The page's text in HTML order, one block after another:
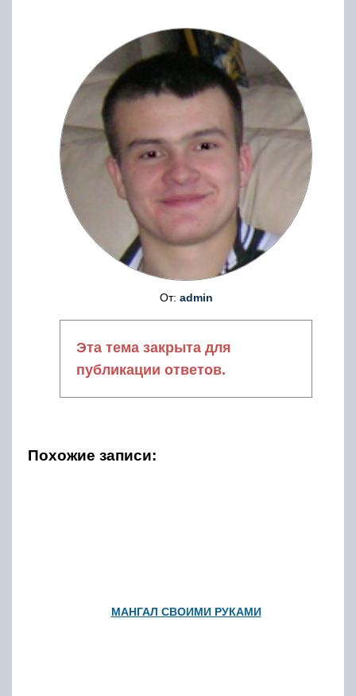
От: admin
Эта тема закрыта для
публикации ответов.
Похожие записи:
МАНГАЛ СВОИМИ РУКАМИ